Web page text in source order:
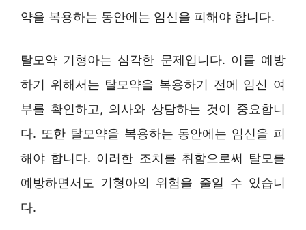
약을 복용하는 동안에는 임신을 피해야 합니다.
탈모약 기형아는 심각한 문제입니다. 이를 예방
하기 위해서는 탈모약을 복용하기 전에 임신 여
부를 확인하고, 의사와 상담하는 것이 중요합니
다. 또한 탈모약을 복용하는 동안에는 임신을 피
해야 합니다. 이러한 조치를 취함으로써 탈모를
예방하면서도 기형아의 위험을 줄일 수 있습니
다.